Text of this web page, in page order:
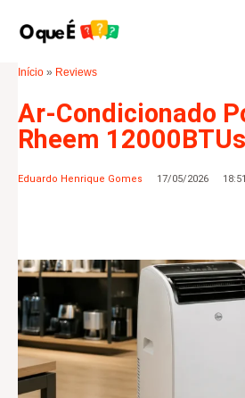
para
Início » Reviews
Ar-Condicionado
Rheem 12000BTUs
Eduardo Henrique Gomes 17/05/2026 18:51